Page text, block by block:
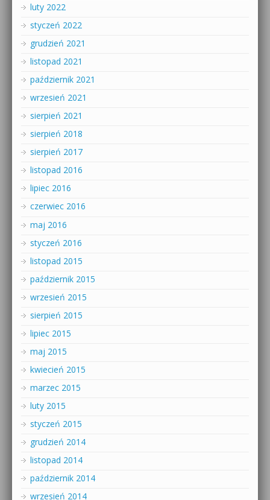
luty 2022
styczeń 2022
grudzień 2021
listopad 2021
październik 2021
wrzesień 2021
sierpień 2021
sierpień 2018
sierpień 2017
listopad 2016
lipiec 2016
czerwiec 2016
maj 2016
styczeń 2016
listopad 2015
październik 2015
wrzesień 2015
sierpień 2015
lipiec 2015
maj 2015
kwiecień 2015
marzec 2015
luty 2015
styczeń 2015
grudzień 2014
listopad 2014
październik 2014
wrzesień 2014